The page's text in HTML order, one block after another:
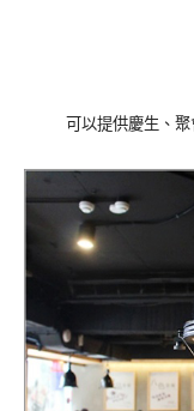
可以提供慶生、